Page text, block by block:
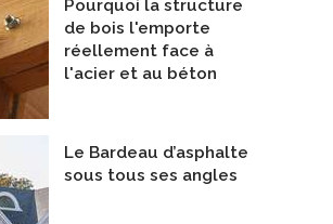
Pourquoi la structure
de bois l'emporte
réellement face à
l'acier et au béton
Le Bardeau d’asphalte
sous tous ses angles